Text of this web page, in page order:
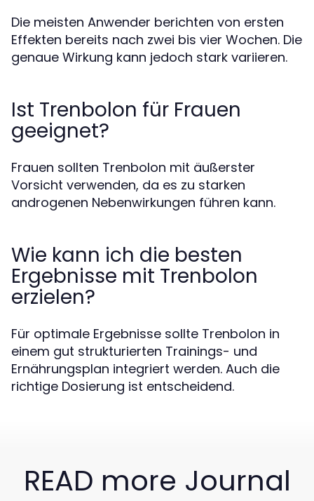
Die meisten Anwender berichten von ersten
Effekten bereits nach zwei bis vier Wochen. Die
genaue Wirkung kann jedoch stark variieren.
Ist Trenbolon für Frauen
geeignet?
Frauen sollten Trenbolon mit äußerster
Vorsicht verwenden, da es zu starken
androgenen Nebenwirkungen führen kann.
Wie kann ich die besten
Ergebnisse mit Trenbolon
erzielen?
Für optimale Ergebnisse sollte Trenbolon in
einem gut strukturierten Trainings- und
Ernährungsplan integriert werden. Auch die
richtige Dosierung ist entscheidend.
READ more Journal